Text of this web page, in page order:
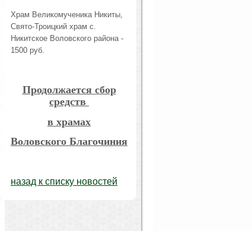
Храм Великомученика Никиты,
Свято-Троицкий храм с.
Никитское Воловского района -
1500 руб.
Продолжается сбор
средств
в храмах
Воловского Благочиния
назад к списку новостей